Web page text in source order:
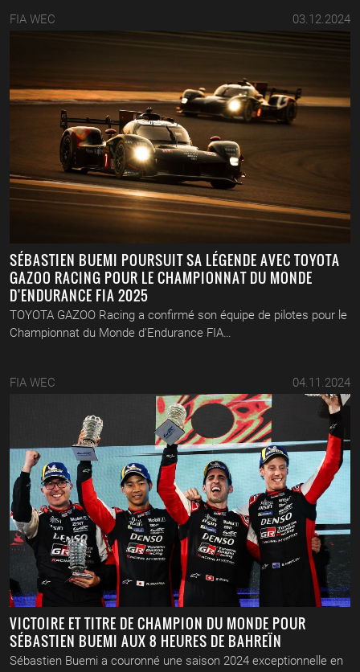
FIA WEC 03.12.2024
SÉBASTIEN BUEMI POURSUIT SA LÉGENDE AVEC TOYOTA
GAZOO RACING POUR LE CHAMPIONNAT DU MONDE
D'ENDURANCE FIA 2025
TOYOTA GAZOO Racing a confirmé son équipe de pilotes pour le
Championnat du Monde d'Endurance FIA…
FIA WEC 04.11.2024
VICTOIRE ET TITRE DE CHAMPION DU MONDE POUR
SÉBASTIEN BUEMI AUX 8 HEURES DE BAHREÏN
Sébastien Buemi a couronné une saison 2024 exceptionnelle en